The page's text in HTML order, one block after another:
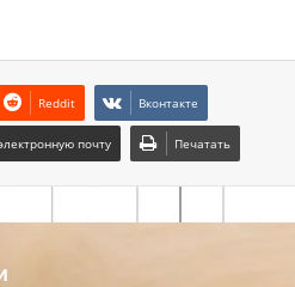
Reddit Вконтакте
почту Печатать